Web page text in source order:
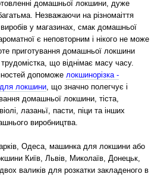
домашньої локшини, дуже
Незважаючи на різномаіття
у магазинах, смак домашньої
є неповторним і нікого не може
приготування домашньої локшини
що віднімає масу часу.
допоможе локшинорізка -
для локшини, що значно полегчує і
домашньої локшини, тіста,
лазаньї, пасти, піци та інших
виробництва.
Одеса, машинка для локшини або
Київ, Львів, Миколаїв, Донецьк,
валиків для розкатки закладеного в